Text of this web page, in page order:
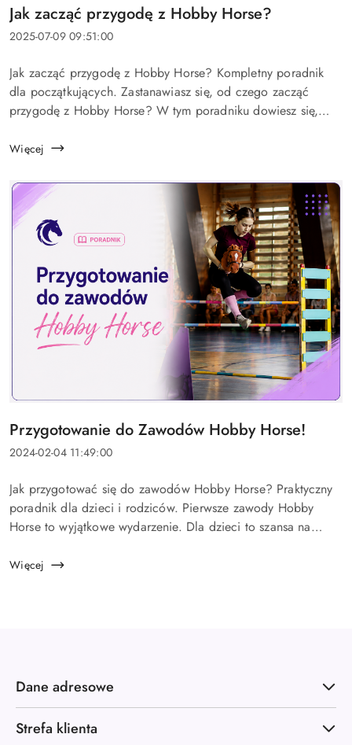
Tytuł
artykułu:
Jak zacząć przygodę z Hobby Horse?
Data
2025-07-09 09:51:00
Treść
artykułu:
Jak zacząć przygodę z Hobby Horse? Kompletny poradnik
dla początkujących. Zastanawiasz się, od czego zacząć
przygodę z Hobby Horse? W tym poradniku dowiesz się,
wygląda pierwszy trening oraz ja...
Więcej
Tytuł
artykułu:
Przygotowanie do Zawodów Hobby Horse!
Data
2024-02-04 11:49:00
Treść
artykułu:
Jak przygotować się do zawodów Hobby Horse? Praktyczny
poradnik dla dzieci i rodziców. Pierwsze zawody Hobby
Horse to wyjątkowe wydarzenie. Dla dzieci to szansa na
znajomych i świetną zabawę,...
Więcej
Dane adresowe
Strefa klienta